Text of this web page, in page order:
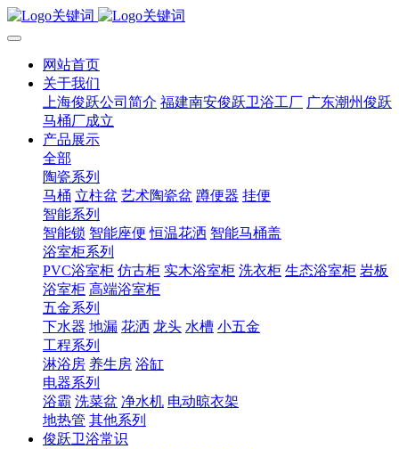
网站首页
关于我们
上海俊跃公司简介 福建南安俊跃卫浴工厂 广东潮州俊跃
马桶厂成立
产品展示
全部
陶瓷系列
马桶 立柱盆 艺术陶瓷盆 蹲便器 挂便
智能系列
智能锁 智能座便 恒温花洒 智能马桶盖
浴室柜系列
PVC浴室柜 仿古柜 实木浴室柜 洗衣柜 生态浴室柜 岩板
浴室柜 高端浴室柜
五金系列
下水器 地漏 花洒 龙头 水槽 小五金
工程系列
淋浴房 养生房 浴缸
电器系列
浴霸 洗菜盆 净水机 电动晾衣架
地热管 其他系列
俊跃卫浴常识